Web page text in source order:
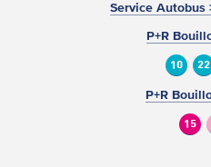
Service Autobus
P+R
10 22
P+R
15